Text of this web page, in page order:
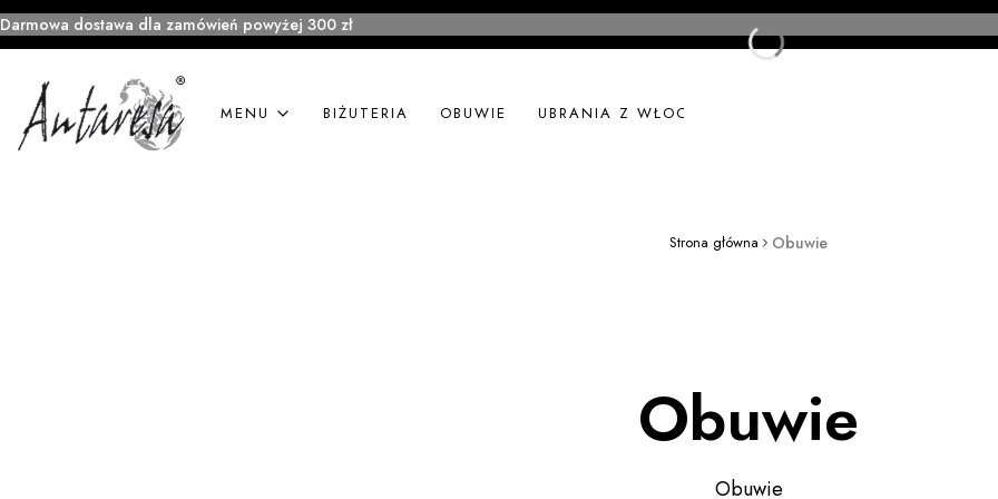
Darmowa dostawa dla zamówień powyżej 300 zł
MENU BIŻUTERIA OBUWIE UBRANIA Z WŁOCH
Strona główna Obuwie
Obuwie
Obuwie